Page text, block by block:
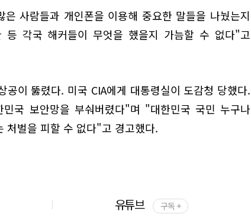
사람들과 개인폰을 이용해 중요한 말들을 나눴는지
각국 해커들이 무엇을 했을지 가늠할 수 없다"고
이 뚫렸다. 미국 CIA에게 대통령실이 도감청 당했다.
국 보안망을 부숴버렸다"며 "대한민국 국민 누구나
처벌을 피할 수 없다"고 경고했다.
유튜브 구독 +